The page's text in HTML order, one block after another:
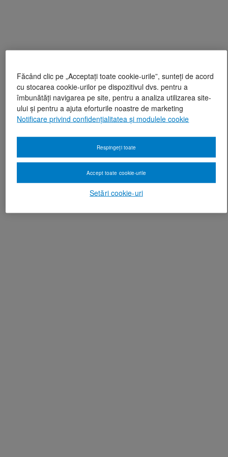
Făcând clic pe „Acceptați toate cookie-urile”, sunteți de acord
cu stocarea cookie-urilor pe dispozitivul dvs. pentru a
îmbunătăți navigarea pe site, pentru a analiza utilizarea site-
ului și pentru a ajuta eforturile noastre de marketing
Notificare privind confidențialitatea și modulele cookie
Setări cookie-uri
Respingeți toate
Accept toate cookie-urile